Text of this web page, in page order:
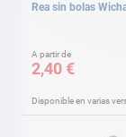
Rea sin bolas
A partir de
2,40 €
Disponible en varias